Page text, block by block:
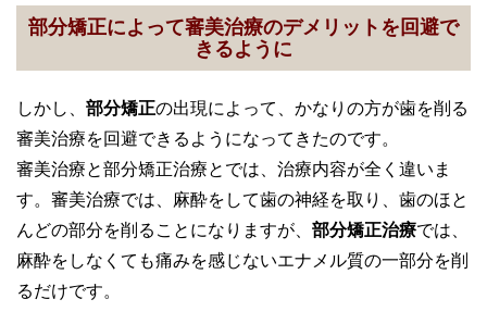
部分矯正によって審美治療のデメリットを回避で
きるように
しかし、 部分矯正の出現によって、かなりの方が歯を削る
審美治療を回避できるようになってきたのです。
審美治療と部分矯正治療とでは、治療内容が全く違いま
す。審美治療では、麻酔をして歯の神経を取り、歯のほと
んどの部分を削ることになりますが、 部分矯正治療では、
麻酔をしなくても痛みを感じないエナメル質の一部分を削
るだけです。